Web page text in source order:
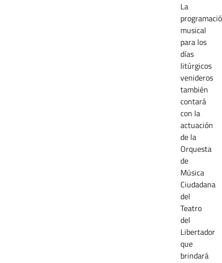
La
musical
para los
días
litúrgicos
venideros
también
contará
con la
actuación
de la
Orquesta
de
Música
Ciudadana
del
Teatro
del
Libertador
que
brindará